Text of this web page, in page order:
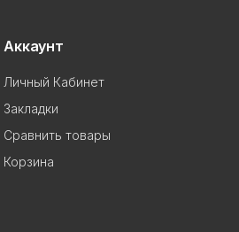
Аккаунт
Личный Кабинет
Закладки
Сравнить товары
Корзина